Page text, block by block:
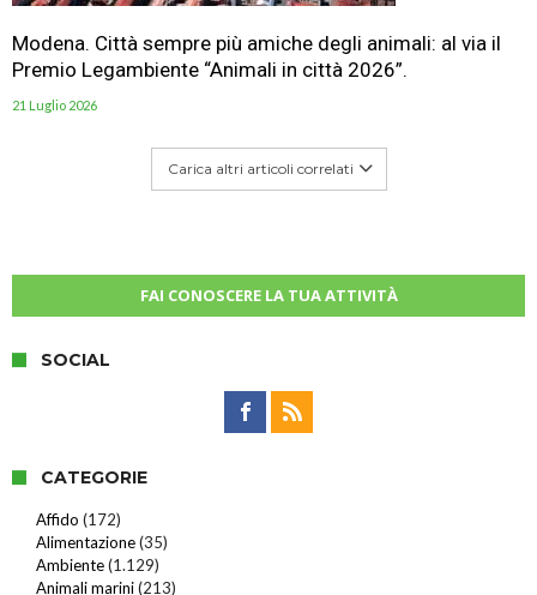
Modena. Città sempre più amiche degli animali: al via il
Premio Legambiente “Animali in città 2026”.
21 Luglio 2026
Carica altri articoli correlati
FAI CONOSCERE LA TUA ATTIVITÀ
SOCIAL
CATEGORIE
Affido (172)
Alimentazione(35)
Ambiente(1.129)
Animali marini(213)